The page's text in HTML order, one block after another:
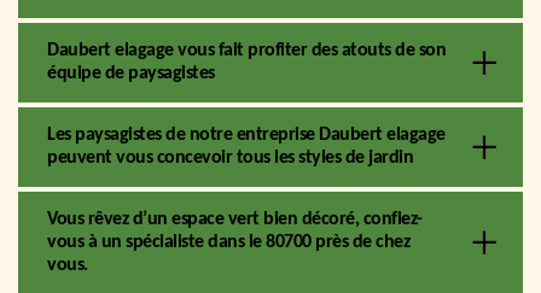
Daubert elagage vous fait profiter des atouts de son
équipe de paysagistes
Les paysagistes de notre entreprise Daubert elagage
peuvent vous concevoir tous les styles de jardin
Vous rêvez d’un espace vert bien décoré, confiez-
vous à un spécialiste dans le 80700 près de chez
vous.